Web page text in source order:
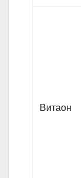
Витаон